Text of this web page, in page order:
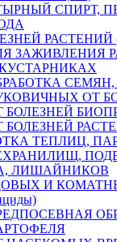
СПИРТ,
РАСТЕНИЙ
ЗАЖИВЛЕНИЯ
СЕМЯН,
ОТ
БОЛЕЗНЕЙ
БОЛЕЗНЕЙ
ТЕПЛИЦ,
ЛИШАЙНИКОВ
И